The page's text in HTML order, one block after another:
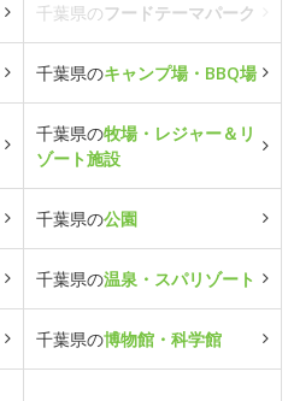
千葉県のフードテーマパーク
千葉県のキャンプ場・BBQ場
千葉県の牧場・レジャー＆リ
ゾート施設
千葉県の公園
千葉県の温泉・スパリゾート
千葉県の博物館・科学館